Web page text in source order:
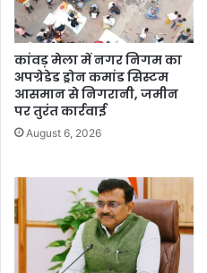
कांवड़ मेला में नगर निगम का
अपग्रेडेड ड्रोन कमांड सिस्टम
आसमान से निगरानी, जमीन
पर तुरंत कार्रवाई
August 6, 2026